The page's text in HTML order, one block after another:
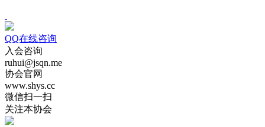
QQ在线咨询
入会咨询
ruhui@jsqn.me
协会官网
www.shys.cc
微信扫一扫
关注本协会